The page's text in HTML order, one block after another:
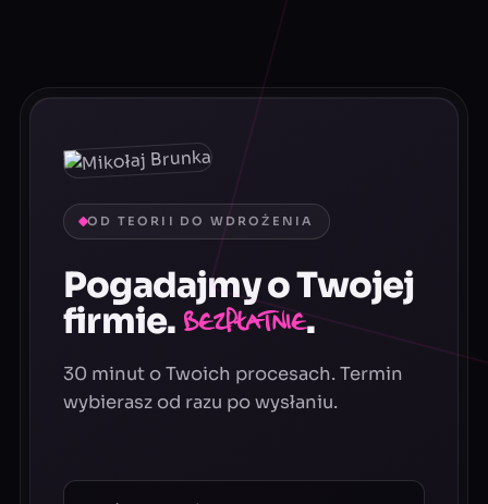
OD TEORII DO WDROŻENIA
Pogadajmy o Twojej
firmie. Bezpłatnie.
30 minut o Twoich procesach. Termin
wybierasz od razu po wysłaniu.